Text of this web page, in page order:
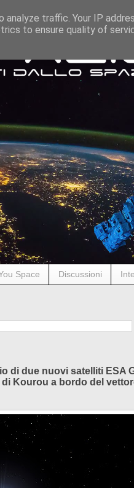
Space Discussioni
di due nuovi satelliti ESA
Kourou a bordo del
traffic. Your IP
to ensure quality of